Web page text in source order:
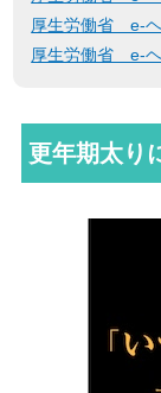
厚生労働省 e-
厚生労働省 e-
更年期太り